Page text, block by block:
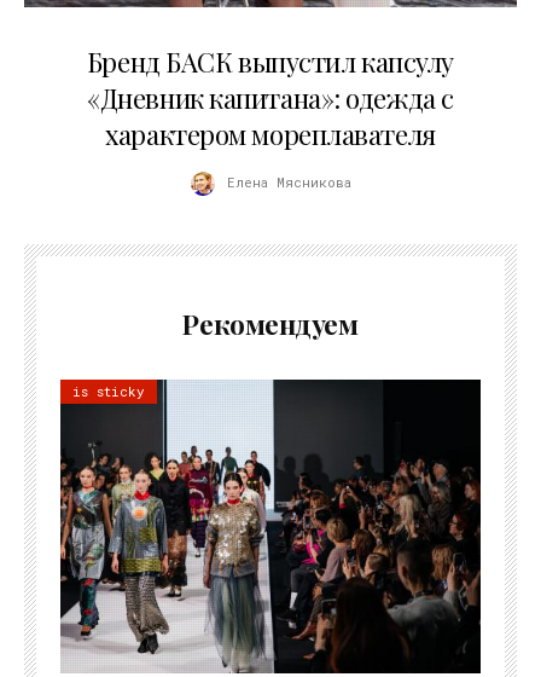
Бренд БАСК выпустил капсулу
«Дневник капитана»: одежда с
характером мореплавателя
Елена Мясникова
Рекомендуем
is sticky